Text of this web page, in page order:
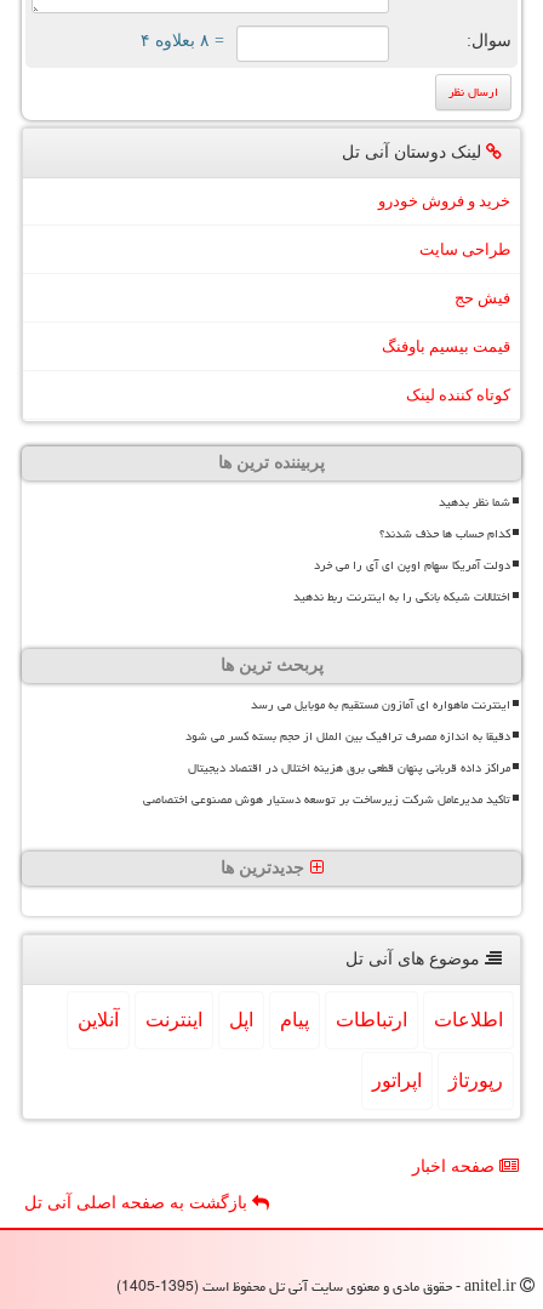
سوال: = ۸ بعلاوه ۴
لینک دوستان آنی تل
خرید و فروش خودرو
طراحی سایت
فیش حج
قیمت بیسیم باوفنگ
کوتاه کننده لینک
پربیننده ترین ها
شما نظر بدهید
کدام حساب ها حذف شدند؟
دولت آمریکا سهام اوپن ای آی را می خرد
اختلالات شبکه بانکی را به اینترنت ربط ندهید
پربحث ترین ها
اینترنت ماهواره ای آمازون مستقیم به موبایل می رسد
دقیقا به اندازه مصرف ترافیک بین الملل از حجم بسته کسر می شود
مراکز داده قربانی پنهان قطعی برق هزینه اختلال در اقتصاد دیجیتال
تاکید مدیرعامل شرکت زیرساخت بر توسعه دستیار هوش مصنوعی اختصاصی
جدیدترین ها
موضوع های آنی تل
اطلاعات ارتباطات پیام اپل اینترنت آنلاین
رپورتاژ اپراتور
صفحه اخبار
بازگشت به صفحه اصلی آنی تل